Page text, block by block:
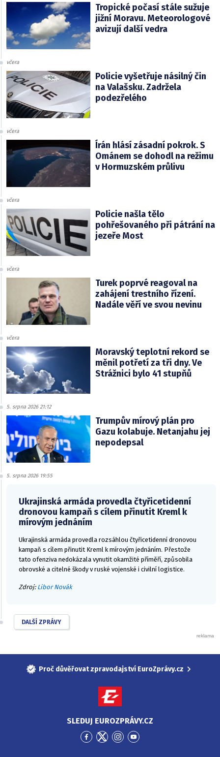
Tropické počasí stále sužuje
jižní Moravu. Meteorologové
avizují další vedra
včera
Policie vyšetřuje násilný čin
na Valašsku. Zadržela
podezřelého
včera
Írán hlásí zásadní pokrok. S
Ománem se dohodl na režimu
v Hormuzském průlivu
včera
Policie našla tělo
pohřešovaného při pátrání na
jezeře Most
včera
Turek poprvé reagoval na
zahájení trestního řízení.
Nadále věří ve svou nevinu
včera
Moravský teplotní rekord se
měnil potřetí za tři dny. Ve
Strážnici bylo 41 stupňů
5. srpna 2026 21:12
Trumpův mírový plán pro
Gazu kolabuje. Netanjahu jej
nepodepsal
5. srpna 2026 19:55
Ukrajinská armáda provedla čtyřicetidenní
dronovou kampaň s cílem přinutit Kreml k
mírovým jednáním
Ukrajinská armáda provedla rozsáhlou čtyřicetidenní dronovou
kampaň s cílem přinutit Kreml k mírovým jednáním. Přestože
tato ofenziva nedokázala vynutit okamžité příměří, způsobila
obrovské a citelné škody v ruské vojenské i civilní logistice.
Zdroj: Libor Novák
DALŠÍ ZPRÁVY
Proč důvěřovat zpravodajství EuroZprávy.cz
SLEDUJ EUROZPRÁVY.CZ
PřejítPřejítPřejítPřejít